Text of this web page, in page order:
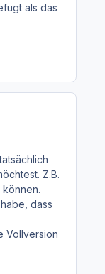
als das
Z.B.
dass
Vollversion